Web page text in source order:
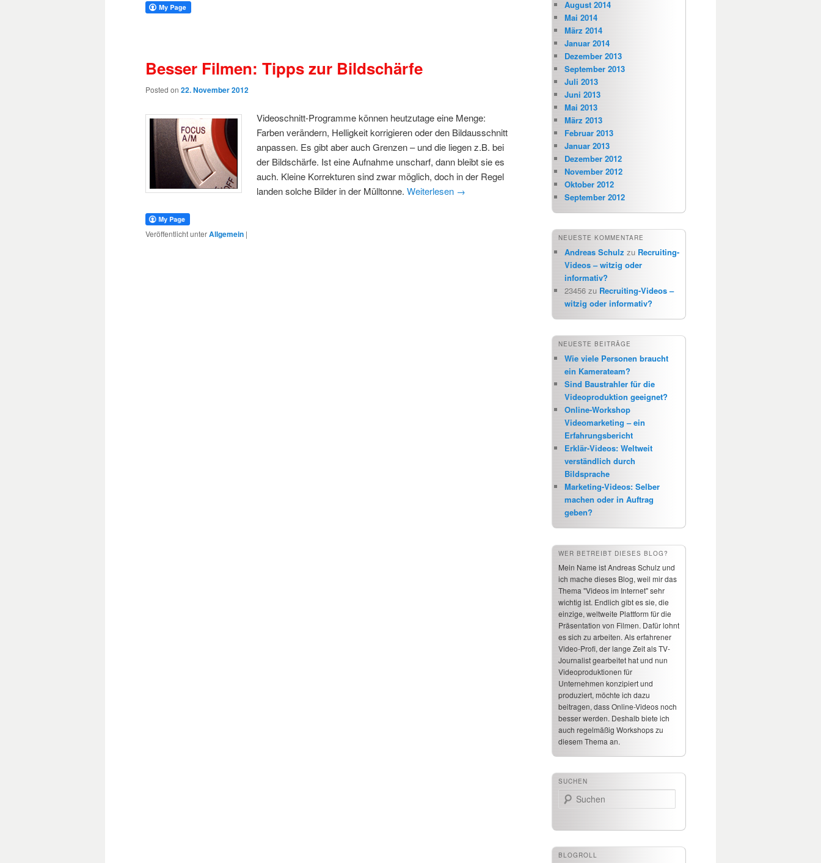
Besser Filmen: Tipps zur Bildschärfe
Posted on 22. November 2012
Videoschnitt-Programme können heutzutage eine Menge:
Farben verändern, Helligkeit korrigieren oder den Bildausschnitt
anpassen. Es gibt aber auch Grenzen – und die liegen z.B. bei
der Bildschärfe. Ist eine Aufnahme unscharf, dann bleibt sie es
auch. Kleine Korrekturen sind zwar möglich, doch in der Regel
landen solche Bilder in der Mülltonne.Weiterlesen →
Veröffentlicht unterAllgemein |
August 2014
Mai 2014
März 2014
Januar 2014
Dezember 2013
September 2013
Juli 2013
Juni 2013
Mai 2013
März 2013
Februar 2013
Januar 2013
Dezember 2012
November 2012
Oktober 2012
September 2012
NEUESTE KOMMENTARE
Andreas Schulz zu Recruiting-
Videos – witzig oder
informativ?
23456 zu Recruiting-Videos –
witzig oder informativ?
NEUESTE BEITRÄGE
Wie viele Personen braucht
ein Kamerateam?
Sind Baustrahler für die
Videoproduktion geeignet?
Online-Workshop
Videomarketing – ein
Erfahrungsbericht
Erklär-Videos: Weltweit
verständlich durch
Bildsprache
Marketing-Videos: Selber
machen oder in Auftrag
geben?
WER BETREIBT DIESES BLOG?
Mein Name ist Andreas Schulz und
ich mache dieses Blog, weil mir das
Thema "Videos im Internet" sehr
wichtig ist. Endlich gibt es sie, die
einzige, weltweite Plattform für die
Präsentation von Filmen. Dafür lohnt
es sich zu arbeiten. Als erfahrener
Video-Profi, der lange Zeit als TV-
Journalist gearbeitet hat und nun
Videoproduktionen für
Unternehmen konzipiert und
produziert, möchte ich dazu
beitragen, dass Online-Videos noch
besser werden. Deshalb biete ich
auch regelmäßig Workshops zu
diesem Thema an.
SUCHEN
Suchen
BLOGROLL